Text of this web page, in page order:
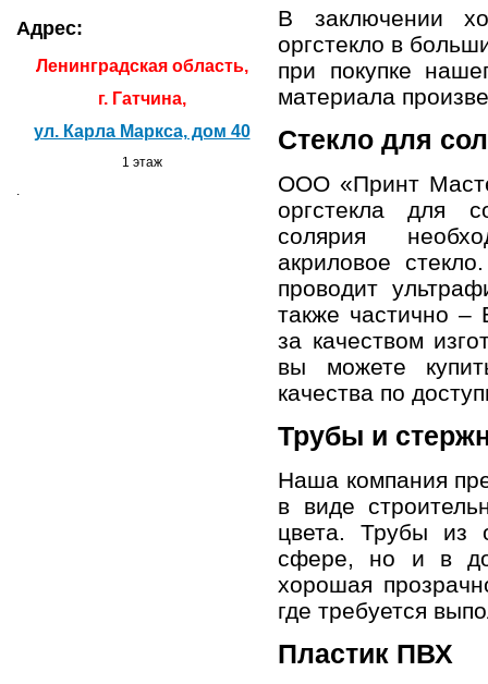
Адрес:
Ленинградская область,
г. Гатчина,
ул. Карла Маркса, дом 40
1 этаж
В заключении
оргстекло в
при покупке
материала
Стекло для
ООО «Принт
оргстекла для
солярия
акриловое стекло
проводит
также частично
за качеством
вы можете
качества по
Трубы и
Наша компания
в виде
цвета. Трубы из
сфере, но и в
хорошая
где требуется
Пластик ПВХ